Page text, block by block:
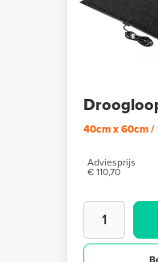
40cm x 60cm /
Adviesprijs
€ 110,70